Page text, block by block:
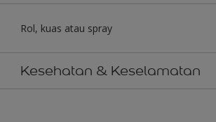
Rol, kuas atau spray
Kesehatan & Keselamatan